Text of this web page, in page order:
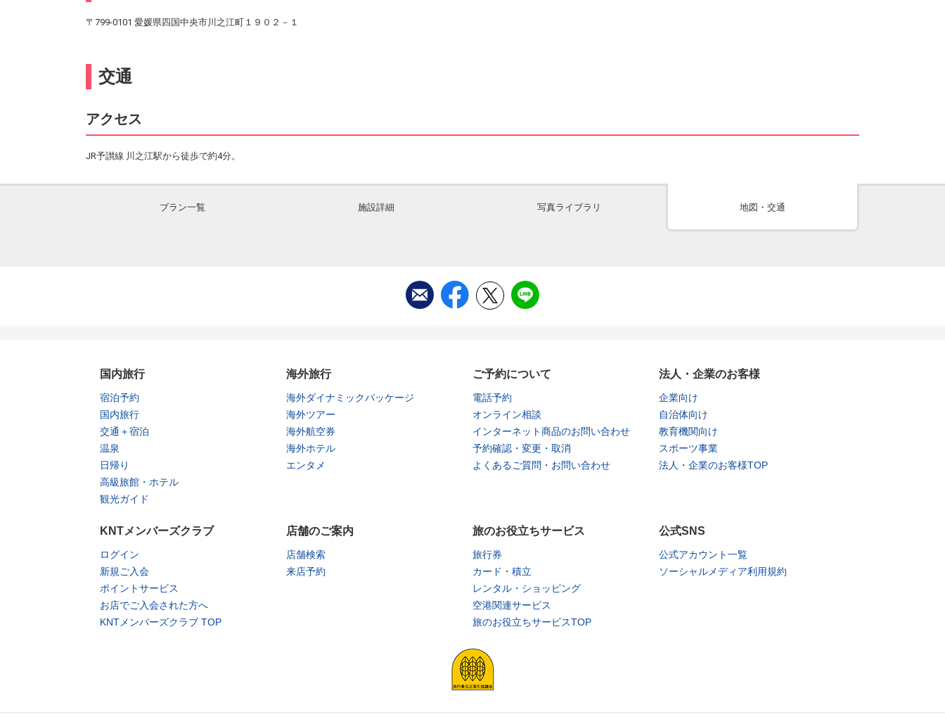
〒799-0101 愛媛県四国中央市川之江町１９０２－１
交通
アクセス
JR予讃線 川之江駅から徒歩で約4分。
プラン一覧 施設詳細 写真ライブラリ 地図・交通
国内旅行
宿泊予約
国内旅行
交通＋宿泊
温泉
日帰り
高級旅館・ホテル
観光ガイド
海外旅行
海外ダイナミックパッケージ
海外ツアー
海外航空券
海外ホテル
エンタメ
ご予約について
電話予約
オンライン相談
インターネット商品のお問い合わせ
予約確認・変更・取消
よくあるご質問・お問い合わせ
法人・企業のお客様
企業向け
自治体向け
教育機関向け
スポーツ事業
法人・企業のお客様TOP
KNTメンバーズクラブ
ログイン
新規ご入会
ポイントサービス
お店でご入会された方へ
KNTメンバーズクラブ TOP
店舗のご案内
店舗検索
来店予約
旅のお役立ちサービス
旅行券
カード・積立
レンタル・ショッピング
空港関連サービス
旅のお役立ちサービスTOP
公式SNS
公式アカウント一覧
ソーシャルメディア利用規約